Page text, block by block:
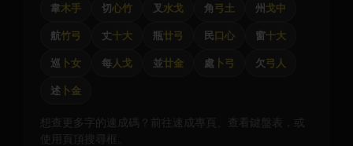
韋木手 切心竹 叉 水戈 角弓土 州 戈中
航竹弓 丈十大 瓶廿弓 民口心 窗十大
巡 卜女 每人戈 並廿金 處 卜弓 欠弓人
述 卜金
想查更多字的速成碼？前往速成專頁、查看鍵盤表，或
使用頁頂搜尋框。